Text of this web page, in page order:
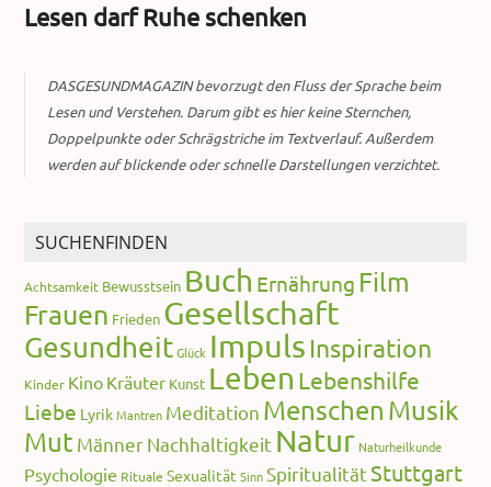
Lesen darf Ruhe schenken
DASGESUNDMAGAZIN bevorzugt den Fluss der Sprache beim
Lesen und Verstehen. Darum gibt es hier keine Sternchen,
Doppelpunkte oder Schrägstriche im Textverlauf. Außerdem
werden auf blickende oder schnelle Darstellungen verzichtet.
SUCHENFINDEN
Achtsamkeit Bewusstsein Buch Ernährung Film
Frauen Frieden Gesellschaft
Gesundheit Glück Impuls Inspiration
Kinder Kino Kräuter Kunst Leben Lebenshilfe
Liebe Lyrik Mantren Meditation Menschen Musik
Mut MännerNachhaltigkeit Natur Naturheilkunde
Psychologie Rituale Sexualität Sinn SpiritualitätStuttgart